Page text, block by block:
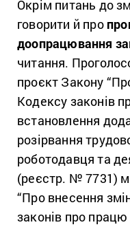
Окрім питань до
говорити й про
доопрацювання
читання.
проєкт Закону
Кодексу законів
встановлення
розірвання
роботодавця та
(реєстр. № 7731)
“Про внесення
законів про